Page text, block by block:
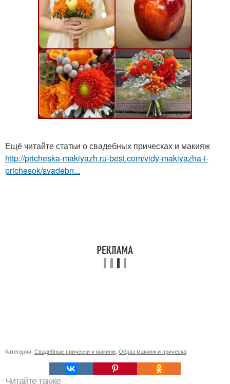
Ещё читайте статьи о свадебных прическах и макияж
http://pricheska-makiyazh.ru-best.com/vidy-makiyazha-i-
prichesok/svadebn...
Категории: Свадебные прически и макияж, Образ макияж и прическа
Читайте также